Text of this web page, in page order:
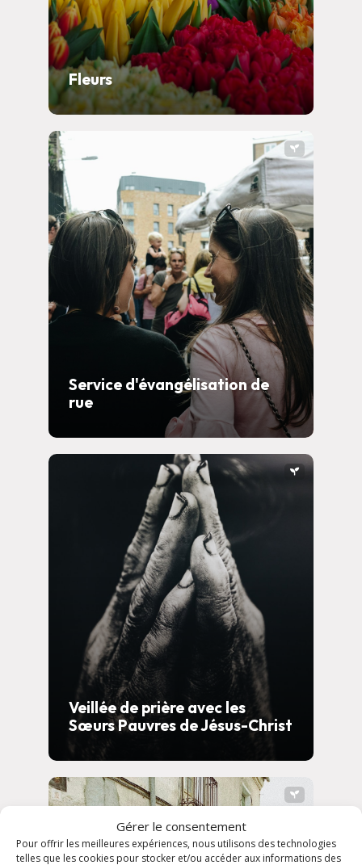
Gérer le consentement
Pour offrir les meilleures expériences, nous utilisons des technologies
telles que les cookies pour stocker et/ou accéder aux informations des
Fleurs
Service d'évangélisation de
rue
Veillée de prière avec les
Sœurs Pauvres de Jésus-Christ